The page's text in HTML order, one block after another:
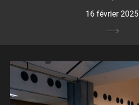
16 février 2025